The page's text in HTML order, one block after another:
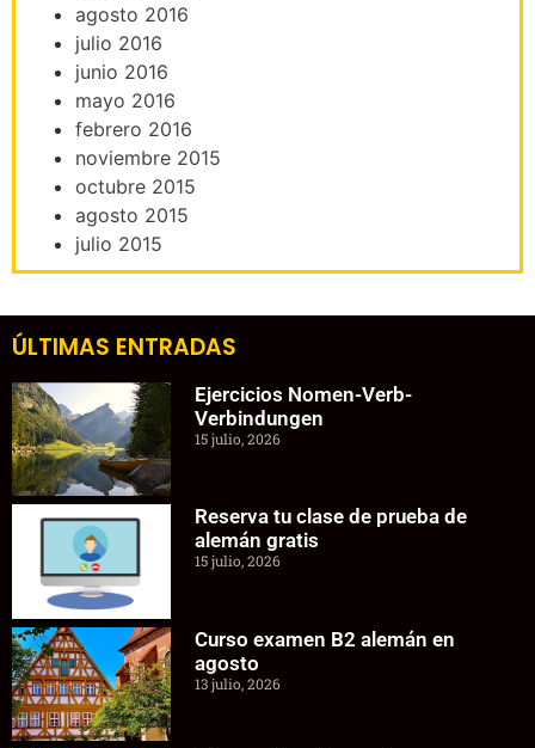
agosto 2016
julio 2016
junio 2016
mayo 2016
febrero 2016
noviembre 2015
octubre 2015
agosto 2015
julio 2015
ÚLTIMAS ENTRADAS
Ejercicios Nomen-Verb-
Verbindungen
15 julio, 2026
Reserva tu clase de prueba de
alemán gratis
15 julio, 2026
Curso examen B2 alemán en
agosto
13 julio, 2026